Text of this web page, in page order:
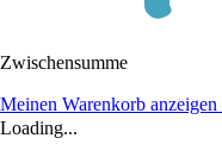
Zwischensumme
Meinen Warenkorb anzeigen
Loading...